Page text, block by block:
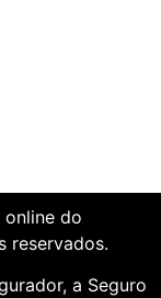
online do
reservados.
a Seguro